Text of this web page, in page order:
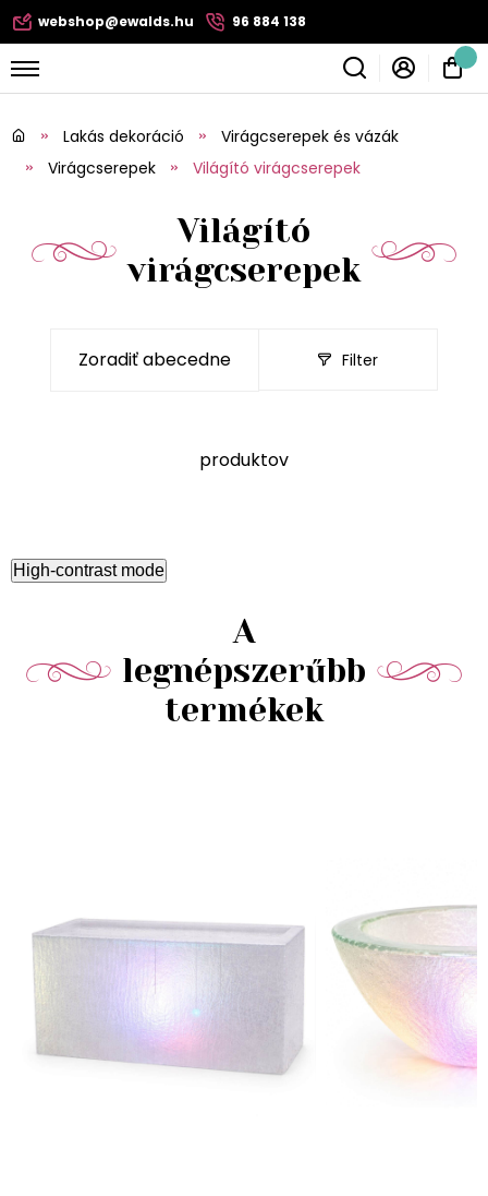
webshop@ewalds.hu 96 884 138
Lakás dekoráció
Virágcserepek és vázák
Virágcserepek
Világító virágcserepek
Világító
virágcserepek
Filter
produktov
High-contrast mode
A
legnépszerűbb
termékek